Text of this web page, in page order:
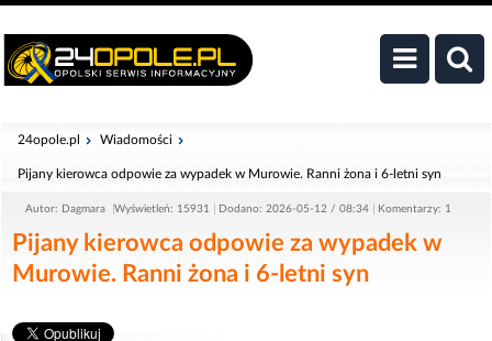
24opole.pl Wiadomości
Pijany kierowca odpowie za wypadek w Murowie. Ranni żona i 6-letni syn
Autor: Dagmara Wyświetleń: 15931 Dodano: 2026-05-12 / 08:34 Komentarzy: 1
Pijany kierowca odpowie za wypadek w
Murowie. Ranni żona i 6-letni syn